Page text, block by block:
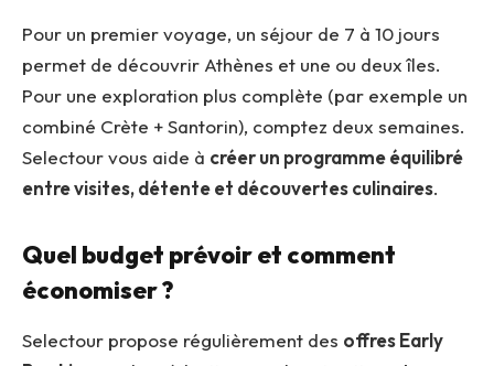
Pour un premier voyage, un séjour de 7 à 10 jours
permet de découvrir Athènes et une ou deux îles.
Pour une exploration plus complète (par exemple un
combiné Crète + Santorin), comptez deux semaines.
Selectour vous aide à créer un programme équilibré
entre visites, détente et découvertes culinaires.
Quel budget prévoir et comment
économiser ?
Selectour propose régulièrement des offres Early